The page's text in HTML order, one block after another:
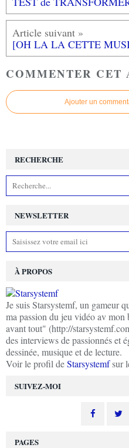
COMMENTER CET
Ajouter un
NEWSLETTER
SUIVEZ-MOI
RECHERCHE
À PROPOS
Je suis Starsystemf, un gameur
ma passion du jeu vidéo av
avant tout" (http://
des interviews de passionnés et
dessinée, musique et de lecture.
Voir le profil deStarsystemfsur
PAGES